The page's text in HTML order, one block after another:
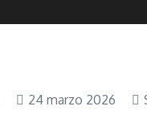
24 marzo 2026